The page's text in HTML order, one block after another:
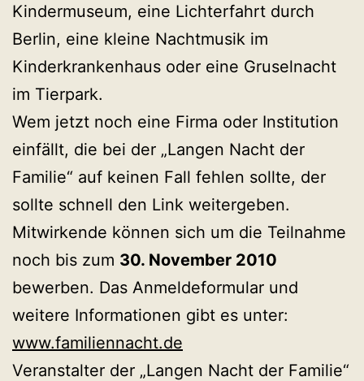
Kindermuseum, eine Lichterfahrt durch
Berlin, eine kleine Nachtmusik im
Kinderkrankenhaus oder eine Gruselnacht
im Tierpark.
Wem jetzt noch eine Firma oder Institution
einfällt, die bei der „Langen Nacht der
Familie“ auf keinen Fall fehlen sollte, der
sollte schnell den Link weitergeben.
Mitwirkende können sich um die Teilnahme
noch bis zum 30. November 2010
bewerben. Das Anmeldeformular und
weitere Informationen gibt es unter:
www.familiennacht.de
Veranstalter der „Langen Nacht der Familie“